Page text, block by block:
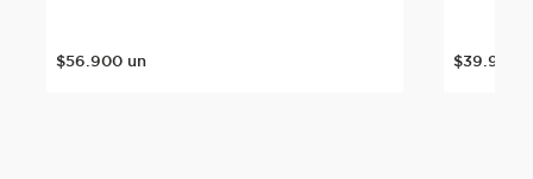
$56.900 un $39.900